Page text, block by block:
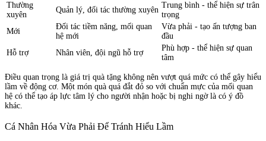
Thường
xuyên
Quản lý, đối tác thường xuyên
Trung bình - thể hiện sự trân
trọng
Mới
Đối tác tiềm năng, mối quan
hệ mới
Vừa phải - tạo ấn tượng ban
đầu
Hỗ trợ
Nhân viên, đội ngũ hỗ trợ
Phù hợp - thể hiện sự quan
tâm
Điều quan trọng là giá trị quà tặng không nên vượt quá mức có thể gây hiểu
lầm về động cơ. Một món quà quá đắt đỏ so với chuẩn mực của mối quan
hệ có thể tạo áp lực tâm lý cho người nhận hoặc bị nghi ngờ là có ý đồ
khác.
Cá Nhân Hóa Vừa Phải Để Tránh Hiểu Lầm